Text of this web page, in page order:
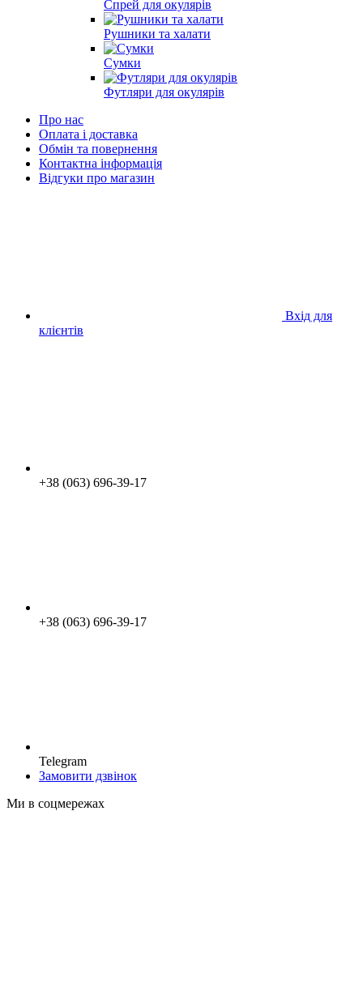
Спрей для окулярів
Рушники та халати
Сумки
Футляри для окулярів
Про нас
Оплата і доставка
Обмін та повернення
Контактна інформація
Відгуки про магазин
Вхід для
клієнтів
+38 (063) 696-39-17
+38 (063) 696-39-17
Telegram
Замовити дзвінок
Ми в соцмережах